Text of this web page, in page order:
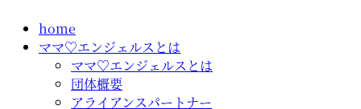
home
ママ♡エンジェルスとは
ママ♡エンジェルスとは
団体概要
アライアンスパートナー